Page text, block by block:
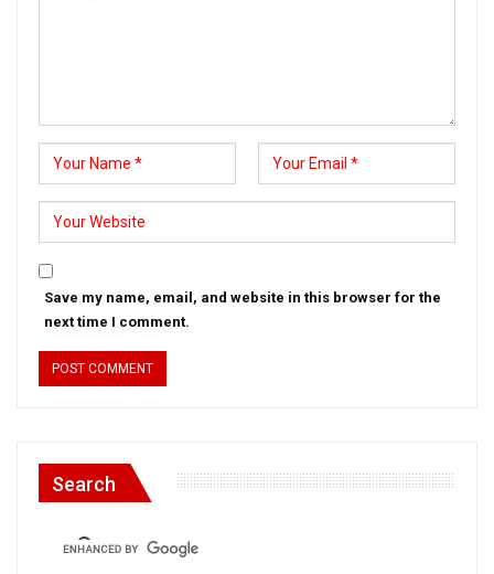
Save my name, email, and website in this browser for the
next time I comment.
Search